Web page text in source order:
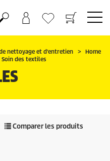
nettoyage et d'entretien
Home
Soin des textiles
Comparer les produits